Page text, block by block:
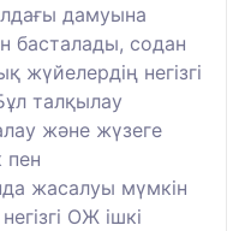
дамуына
басталады, содан
жүйелердің негізгі
талқылау
және жүзеге
пен
жасалуы мүмкін
ОЖ ішкі